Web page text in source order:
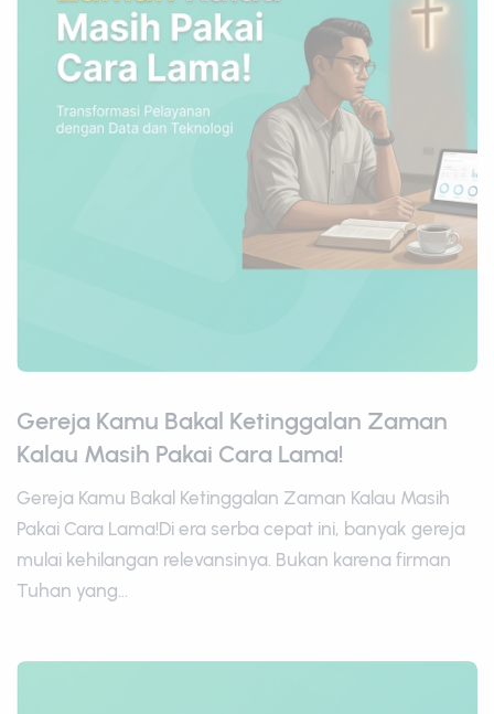
Gereja Kamu Bakal Ketinggalan Zaman
Kalau Masih Pakai Cara Lama!
Gereja Kamu Bakal Ketinggalan Zaman Kalau Masih
Pakai Cara Lama!Di era serba cepat ini, banyak gereja
mulai kehilangan relevansinya. Bukan karena firman
Tuhan yang...